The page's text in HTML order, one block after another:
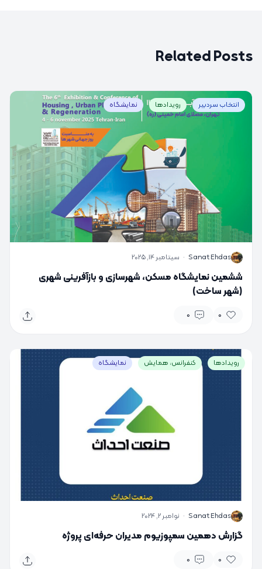
Related Posts
انتخاب سردبیر رویدادها نمایشگاه
S
Sanat Ehdas
· سپتامبر 14, 2025
ششمین نمایشگاه مسکن، شهرسازی و بازآفرینی شهری
(شهر ساخت)
0
0
رویدادها کنفرانس، همایش نمایشگاه
S
Sanat Ehdas
· نوامبر 2, 2024
گزارش دهمین سمپوزیوم مدیران حرفه‌ای پروژه
0
0